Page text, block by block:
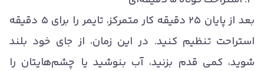
بعد از پایان ۲۵ دقیقه کار متمرکز، تایمر را برای ۵ دقیقه
استراحت تنظیم کنید. در این زمان، از جای خود بلند
شوید، کمی قدم بزنید، آب بنوشید یا چشم‌هایتان را